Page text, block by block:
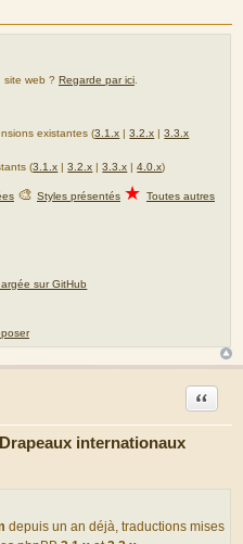
site web ? Regarde par ici
existantes (3.1.x |3.2.x |3.3.x
(3.1.x |3.2.x |3.3.x |4.0.x)
🎨 Styles présentés ★ Toutes autres
sur GitHub
internationaux
Citation
depuis un an déjà, traductions mises